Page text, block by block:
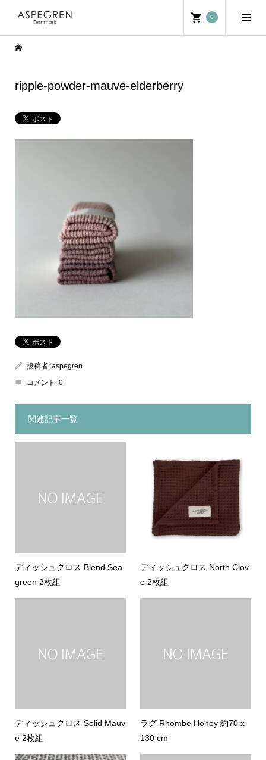
0
ripple-powder-mauve-elderberry
投稿者: aspegren
コメント: 0
関連記事一覧
ディッシュクロス Blend Sea
green 2枚組
ディッシュクロス North Clov
e 2枚組
ディッシュクロス Solid Mauv
e 2枚組
ラグ Rhombe Honey 約70 x
130 cm